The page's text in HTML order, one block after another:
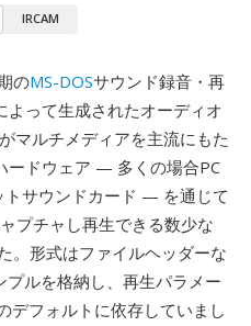
IRCAM
のMS-DOSサウンド録音・再
って生成されたオーディオ
マルチメディアを主流にもた
ードウェア — 多くの場合PC
サウンドカード — を通じて
プチャし再生できる数少な
。形式はファイルヘッダーな
プルを格納し、再生パラメー
デフォルトに依存していまし